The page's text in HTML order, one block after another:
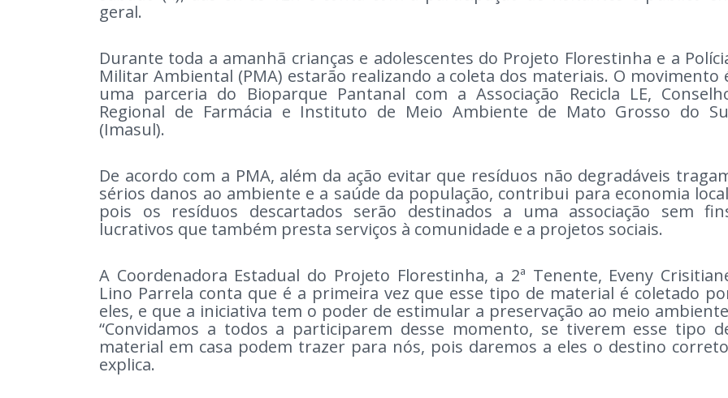
geral.
Durante toda a amanhã crianças e adolescentes do Projeto Florestinha e a
Militar Ambiental (PMA) estarão realizando a coleta dos materiais. O movimento
uma parceria do Bioparque Pantanal com a Associação Recicla LE,
Regional de Farmácia e Instituto de Meio Ambiente de Mato Grosso do
(Imasul).
De acordo com a PMA, além da ação evitar que resíduos não degradáveis
sérios danos ao ambiente e a saúde da população, contribui para economia
pois os resíduos descartados serão destinados a uma associação sem
lucrativos que também presta serviços à comunidade e a projetos sociais.
A Coordenadora Estadual do Projeto Florestinha, a 2ª Tenente, Eveny
Lino Parrela conta que é a primeira vez que esse tipo de material é coletado
eles, e que a iniciativa tem o poder de estimular a preservação ao meio
“Convidamos a todos a participarem desse momento, se tiverem esse tipo
material em casa podem trazer para nós, pois daremos a eles o destino
explica.